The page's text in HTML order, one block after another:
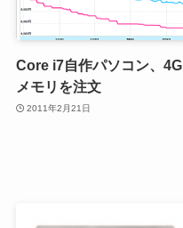
Core i7自作パソコン、4G
メモリを注文
2011年2月21日